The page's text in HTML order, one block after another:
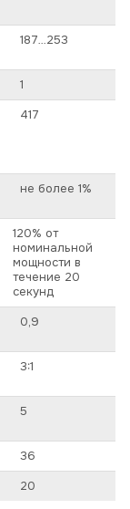
187…253
1
417
не более 1%
120% от
номинальной
мощности в
течение 20
секунд
0,9
3:1
5
36
20